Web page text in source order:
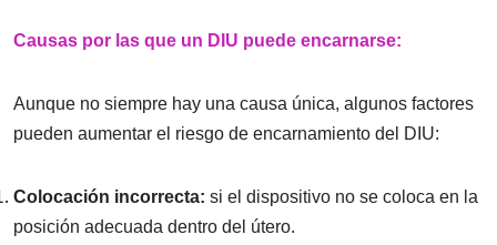
Causas por las que un DIU puede encarnarse:
Aunque no siempre hay una causa única, algunos factores
pueden aumentar el riesgo de encarnamiento del DIU:
Colocación incorrecta: si el dispositivo no se coloca en la
posición adecuada dentro del útero.